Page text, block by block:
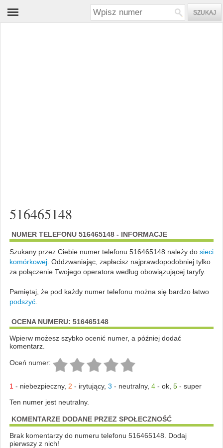
516465148
NUMER TELEFONU 516465148 - INFORMACJE
Szukany przez Ciebie numer telefonu 516465148 należy do sieci
komórkowej. Oddzwaniając, zapłacisz najprawdopodobniej tylko
za połączenie Twojego operatora według obowiązującej taryfy.
Pamiętaj, że pod każdy numer telefonu można się bardzo łatwo
podszyć.
OCENA NUMERU: 516465148
Wpierw możesz szybko ocenić numer, a później dodać
komentarz.
Oceń numer:
1 - niebezpieczny, 2 - irytujący, 3 - neutralny, 4- ok, 5- super
Ten numer jest neutralny.
KOMENTARZE DODANE PRZEZ SPOŁECZNOŚĆ
Brak komentarzy do numeru telefonu 516465148. Dodaj
pierwszy z nich!